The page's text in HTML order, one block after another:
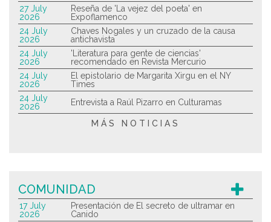
27 July
2026
Reseña de 'La vejez del poeta' en
Expoflamenco
24 July
2026
Chaves Nogales y un cruzado de la causa
antichavista
24 July
2026
'Literatura para gente de ciencias'
recomendado en Revista Mercurio
24 July
2026
El epistolario de Margarita Xirgu en el NY
Times
24 July
2026
Entrevista a Raúl Pizarro en Culturamas
MÁS NOTICIAS
COMUNIDAD
17 July
2026
Presentación de El secreto de ultramar en
Canido